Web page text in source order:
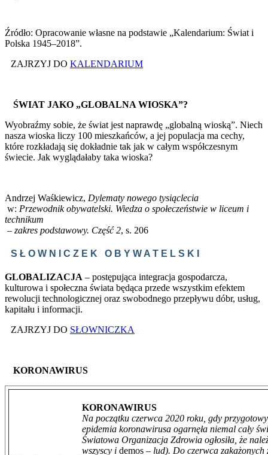
Źródło: Opracowanie własne na podstawie „Kalendarium: Świat i
Polska 1945–2018”.
ZAJRZYJ DO KALENDARIUM
ŚWIAT JAKO „GLOBALNA WIOSKA”?
Wyobraźmy sobie, że świat jest naprawdę „globalną wioską”. Niech
nasza wioska liczy 100 mieszkańców, a jej populacja ma cechy,
które rozkładają się dokładnie tak jak w całym współczesnym
świecie. Jak wyglądałaby taka wioska?
Andrzej Waśkiewicz, Dylematy nowego tysiąclecia
w: Przewodnik obywatelski. Wiedza o społeczeństwie w liceum i
technikum
– zakres podstawowy. Część 2, s. 206
S Ł O W N I C Z E K O B Y W A T E L S K I
GLOBALIZACJA – postępująca integracja gospodarcza,
kulturowa i społeczna świata będąca przede wszystkim efektem
rewolucji technologicznej oraz swobodnego przepływu dóbr, usług,
kapitału i informacji.
ZAJRZYJ DO SŁOWNICZKA
KORONAWIRUS
KORONAWIRUS
Na początku czerwca 2020 roku, gdy
epidemia koronawirusa ogarnęła niemal cały
Światowa Organizacja Zdrowia ogłosiła, że
wszyscy i demos – lud). Do czerwca zakażonych